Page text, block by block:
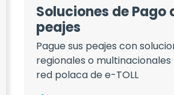
Soluciones de Pago
peajes
Pague sus peajes con
regionales o
red polaca de e-TOLL